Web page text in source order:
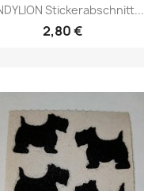
Stickerabschnitt...
2,80 €